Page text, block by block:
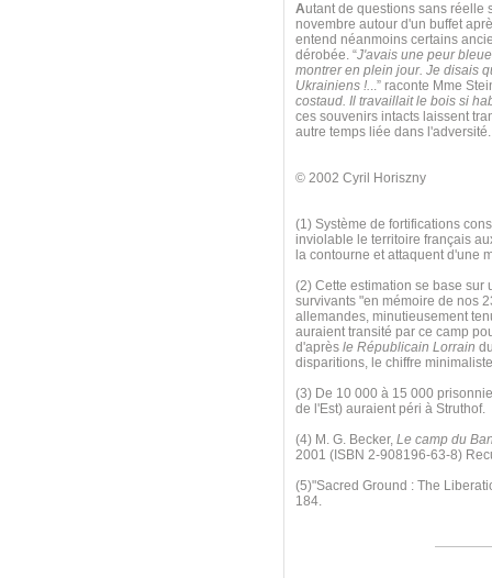
Autant de questions sans réelle
novembre autour d'un buffet
entend néanmoins certains
dérobée. “J'avais une peur
montrer en plein jour. Je disais
Ukrainiens !...” raconte Mme
costaud. Il travaillait le bois si
ces souvenirs intacts laissent
autre temps liée dans
© 2002 Cyril Horiszny
(1) Système de fortifications
inviolable le territoire français
la contourne et attaquent d'une
(2) Cette estimation se base
survivants "en mémoire de nos
allemandes, minutieusement
auraient transité par ce camp
d'après le Républicain Lorrain
disparitions, le chiffre
(3) De 10 000 à 15 000
de l'Est) auraient péri à Struthof.
(4) M. G. Becker, Le camp du
2001 (ISBN 2-908196-63-8)
(5)"Sacred Ground : The
184.